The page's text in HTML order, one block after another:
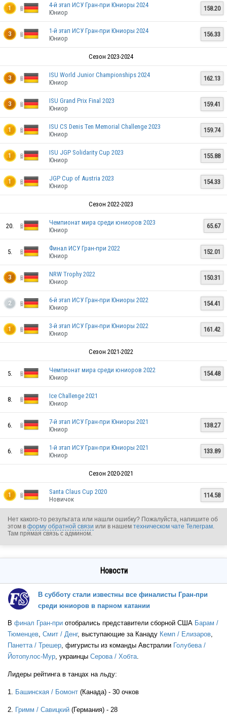
GER
GER
1
GER
4-й этап ИСУ Гран-при Юниоры 2024
Юниор
158.20
3
GER
1-й этап ИСУ Гран-при Юниоры 2024
Юниор
156.33
Сезон 2023-2024
3
GER
ISU World Junior Championships 2024
Юниор
162.13
3
GER
ISU Grand Prix Final 2023
Юниор
159.41
1
GER
ISU CS Denis Ten Memorial Challenge 2023
Юниор
159.74
1
ISU JGP Solidarity Cup 2023
Юниор
155.88
1
GER
JGP Cup of Austria 2023
Юниор
154.33
Сезон 2022-2023
20.
GER
Чемпионат мира среди юниоров 2023
Юниор
65.67
5.
Финал ИСУ Гран-при 2022
Юниор
152.01
3
NRW Trophy 2022
Юниор
150.31
2
6-й этап ИСУ Гран-при Юниоры 2022
Юниор
154.41
1
3-й этап ИСУ Гран-при Юниоры 2022
Юниор
161.42
Сезон 2021-2022
5.
Чемпионат мира среди юниоров 2022
Юниор
154.48
8.
Ice Challenge 2021
Юниор
6.
7-й этап ИСУ Гран-при Юниоры 2021
Юниор
138.27
6.
1-й этап ИСУ Гран-при Юниоры 2021
Юниор
133.89
Сезон 2020-2021
1
Santa Claus Cup 2020
Новичок
114.58
Нет какого-то результата или нашли ошибку? Пожалуйста, напишите об
этом в форму обратной связи или в нашем техническом чате Телеграм
Там прямая связь с админом.
Новости
В субботу стали известны все финалисты Гран-при
среди юниоров в парном катании
В финал Гран-при отобрались представители сборной США Барам /
Тюменцев Смит / Денг, выступающие за Канаду Кемп / Елизаров
Панетта / Трешер , фигуристы из команды Австралии Голубева /
Йотопулос-Мур , украинцы Серова / Хобта
Лидеры рейтинга в танцах на льду:
1. Башинская / Бомонт (Канада) - 30 очков
2. Гримм / Савицкий (Германия) - 28